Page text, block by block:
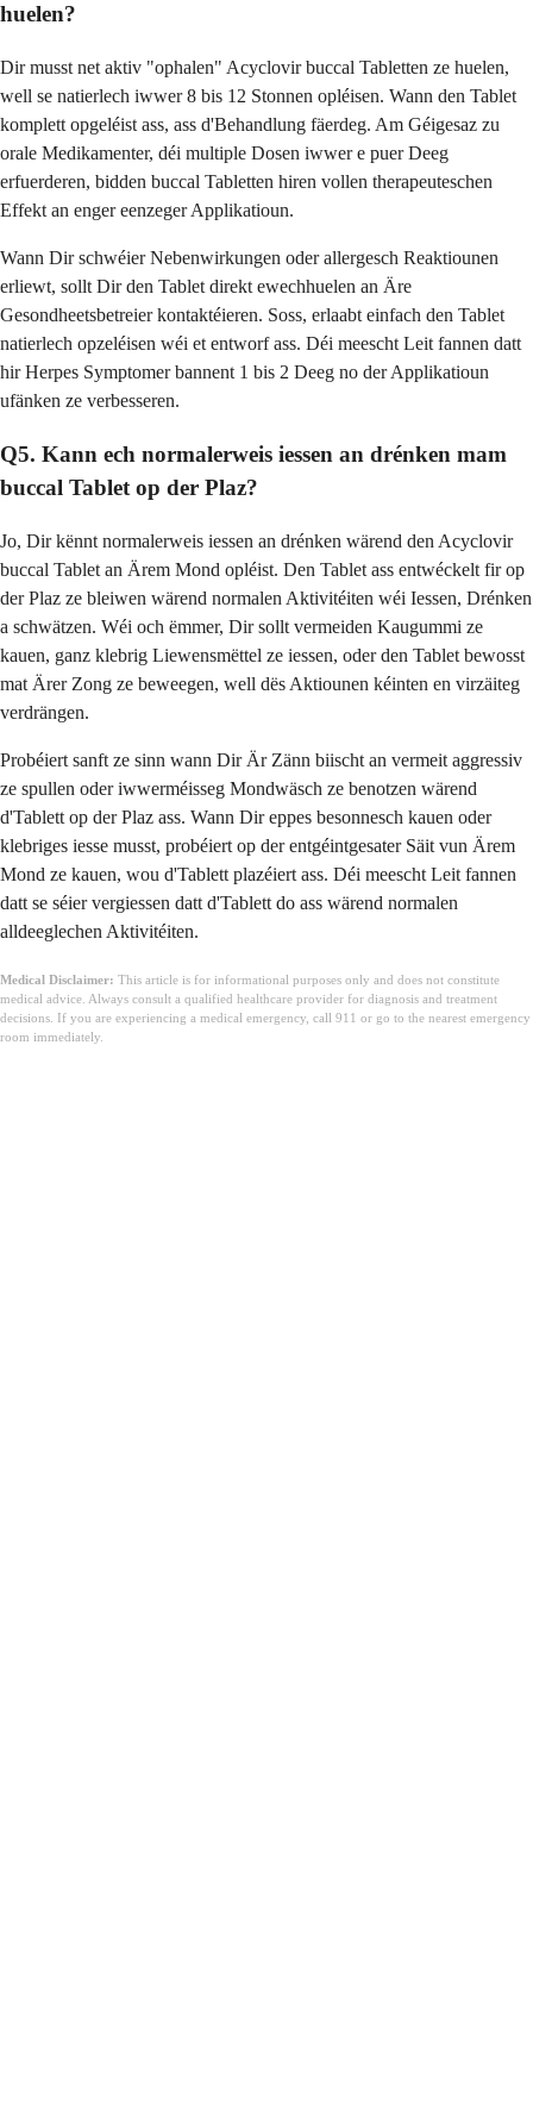
huelen?
Dir musst net aktiv "ophalen" Acyclovir buccal Tabletten ze huelen,
well se natierlech iwwer 8 bis 12 Stonnen opléisen. Wann den Tablet
komplett opgeléist ass, ass d'Behandlung fäerdeg. Am Géigesaz zu
orale Medikamenter, déi multiple Dosen iwwer e puer Deeg
erfuerderen, bidden buccal Tabletten hiren vollen therapeuteschen
Effekt an enger eenzeger Applikatioun.
Wann Dir schwéier Nebenwirkungen oder allergesch Reaktiounen
erliewt, sollt Dir den Tablet direkt ewechhuelen an Äre
Gesondheetsbetreier kontaktéieren. Soss, erlaabt einfach den Tablet
natierlech opzeléisen wéi et entworf ass. Déi meescht Leit fannen datt
hir Herpes Symptomer bannent 1 bis 2 Deeg no der Applikatioun
ufänken ze verbesseren.
Q5. Kann ech normalerweis iessen an drénken mam
buccal Tablet op der Plaz?
Jo, Dir kënnt normalerweis iessen an drénken wärend den Acyclovir
buccal Tablet an Ärem Mond opléist. Den Tablet ass entwéckelt fir op
der Plaz ze bleiwen wärend normalen Aktivitéiten wéi Iessen, Drénken
a schwätzen. Wéi och ëmmer, Dir sollt vermeiden Kaugummi ze
kauen, ganz klebrig Liewensmëttel ze iessen, oder den Tablet bewosst
mat Ärer Zong ze beweegen, well dës Aktiounen kéinten en virzäiteg
verdrängen.
Probéiert sanft ze sinn wann Dir Är Zänn biischt an vermeit aggressiv
ze spullen oder iwwerméisseg Mondwäsch ze benotzen wärend
d'Tablett op der Plaz ass. Wann Dir eppes besonnesch kauen oder
klebriges iesse musst, probéiert op der entgéintgesater Säit vun Ärem
Mond ze kauen, wou d'Tablett plazéiert ass. Déi meescht Leit fannen
datt se séier vergiessen datt d'Tablett do ass wärend normalen
alldeeglechen Aktivitéiten.
Medical Disclaimer: This article is for informational purposes only and does not constitute
medical advice. Always consult a qualified healthcare provider for diagnosis and treatment
decisions. If you are experiencing a medical emergency, call 911 or go to the nearest emergency
room immediately.